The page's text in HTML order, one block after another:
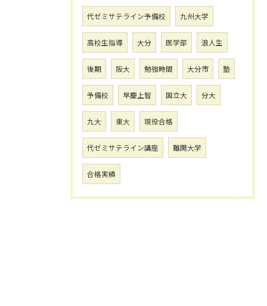
代ゼミサテライン予備校 九州大学
高校生指導 大分 医学部 浪人生
後期 阪大 勉強時間 大分市 塾
予備校 早慶上智 国立大 分大
九大 東大 現役合格
代ゼミサテライン講座 難関大学
合格実績